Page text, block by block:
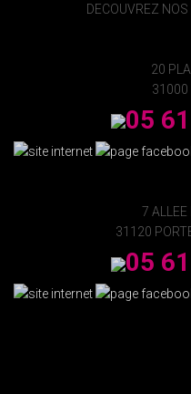
DECOUVREZ
20
31000
05
7 ALLEE
31120
05